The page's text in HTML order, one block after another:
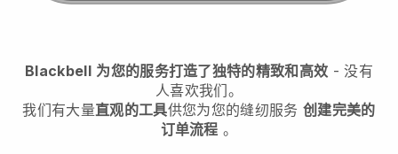
Blackbell 为您的服务打造了独特的精致和高效 - 没有
人喜欢我们。
我们有大量直观的工具供您为您的缝纫服务 创建完美的
订单流程 。